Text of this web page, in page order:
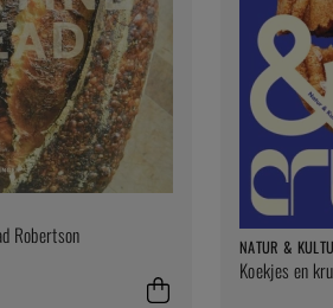
Robertson NATUR &
Koekjes en